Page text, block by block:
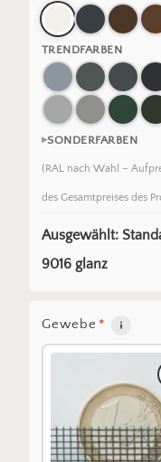
TRENDFARBEN
SONDERFARBEN
(RAL nach Wahl –
des Gesamtpreises des
Ausgewählt:
9016 glanz
Gewebe *